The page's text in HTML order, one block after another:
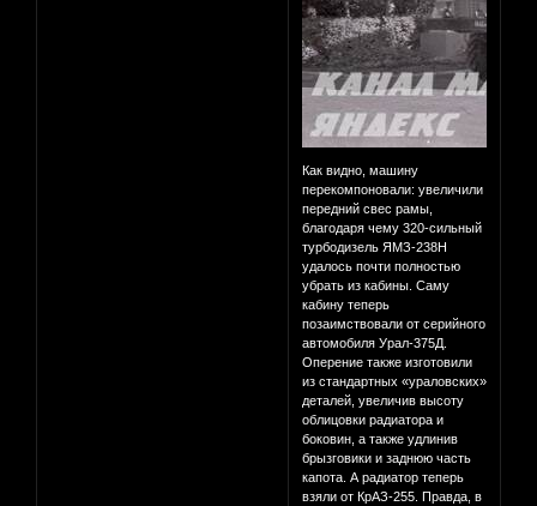
Как видно, машину
перекомпоновали: увеличили
передний свес рамы,
благодаря чему 320-сильный
турбодизель ЯМЗ-238Н
удалось почти полностью
убрать из кабины. Саму
кабину теперь
позаимствовали от серийного
автомобиля Урал-375Д.
Оперение также изготовили
из стандартных «ураловских»
деталей, увеличив высоту
облицовки радиатора и
боковин, а также удлинив
брызговики и заднюю часть
капота. А радиатор теперь
взяли от КрАЗ-255. Правда, в